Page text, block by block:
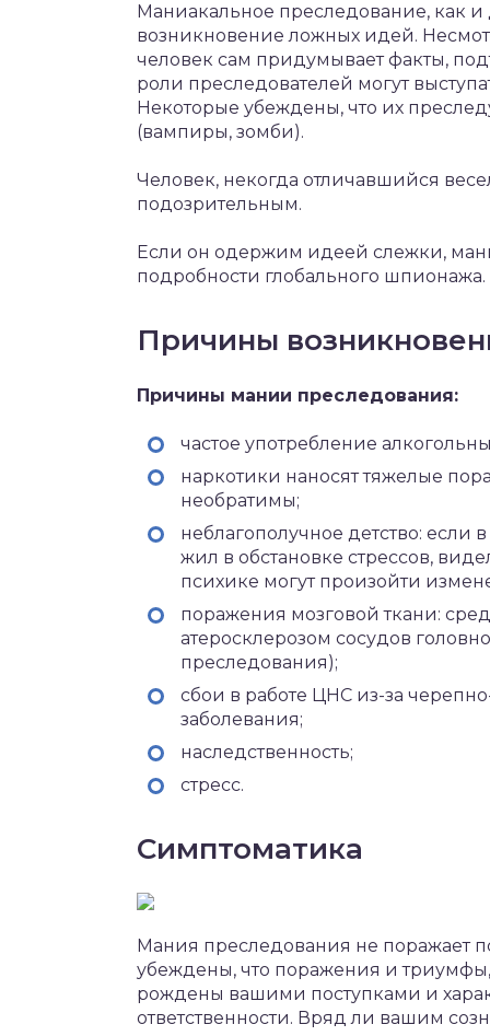
Маниакальное преследование, как
возникновение ложных идей.
человек сам придумывает факты,
роли преследователей могут
Некоторые убеждены, что их
(вампиры, зомби).
Человек, некогда отличавшийся
подозрительным.
Если он одержим идеей слежки,
подробности глобального шпионажа.
Причины
Причины мании преследования:
частое употребление
наркотики наносят тяжелые
необратимы;
неблагополучное детство:
жил в обстановке стрессов,
психике могут произойти
поражения мозговой ткани:
атеросклерозом сосудов
преследования);
сбои в работе ЦНС из-за
заболевания;
наследственность;
стресс.
Симптоматика
Мания преследования не поражает
убеждены, что поражения и
рождены вашими поступками и
ответственности. Вряд ли вашим